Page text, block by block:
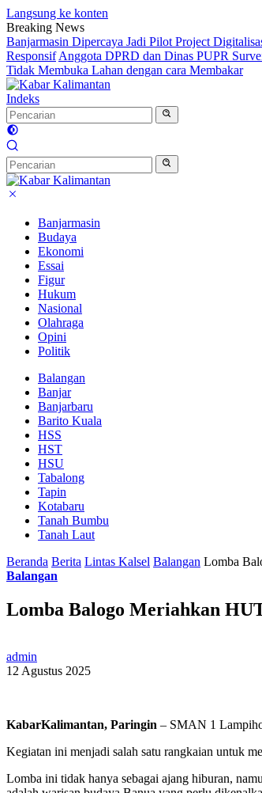
Langsung ke konten
Breaking News
Banjarmasin Dipercaya Jadi Pilot Project
Responsif Anggota DPRD dan Dinas PUPR
Tidak Membuka Lahan dengan cara Membakar
Indeks
Banjarmasin
Budaya
Ekonomi
Essai
Figur
Hukum
Nasional
Olahraga
Opini
Politik
Balangan
Banjar
Banjarbaru
Barito Kuala
HSS
HST
HSU
Tabalong
Tapin
Kotabaru
Tanah Bumbu
Tanah Laut
Beranda Berita Lintas Kalsel Balangan Lomba
Balangan
Lomba Balogo Meriahkan
admin
12 Agustus 2025
KabarKalimantan, Paringin – SMAN 1
Kegiatan ini menjadi salah satu rangkaian untuk
Lomba ini tidak hanya sebagai ajang hiburan,